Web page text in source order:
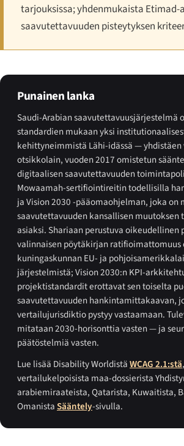
tarjouksissa; yhdenmukaista Etimad-
saavutettavuuden pisteytyksen
Punainen lanka
Saudi-Arabian saavutettavuusjärjestelmä
standardien mukaan yksi
kehittyneimmistä Lähi-idässä — yhdistäen
otsikkolain, vuoden 2017 omistetun
digitaalisen saavutettavuuden
Mowaamah-sertifiointireitin todellisilla
ja Vision 2030 -pääomaohjelman, joka on
saavutettavuuden kansallisen
asiaksi. Shariaan perustuva oikeudellinen
valinnaisen pöytäkirjan ratifioimattomuus
kuningaskunnan EU- ja
järjestelmistä; Vision 2030:n KPI-
projektistandardit erottavat sen toiselta
saavutettavuuden hankintamittakaavan,
vertailujurisdiktio pystyy vastaamaan.
mitataan 2030-horisonttia vasten — ja
päätöstelmiä vasten.
Lue lisää Disability WorldistäWCAG 2.1:stä,
vertailukelpoisista maa-dossierista
arabiemiraateista, Qatarista, Kuwaitista,
OmanistaSääntely-sivulla.